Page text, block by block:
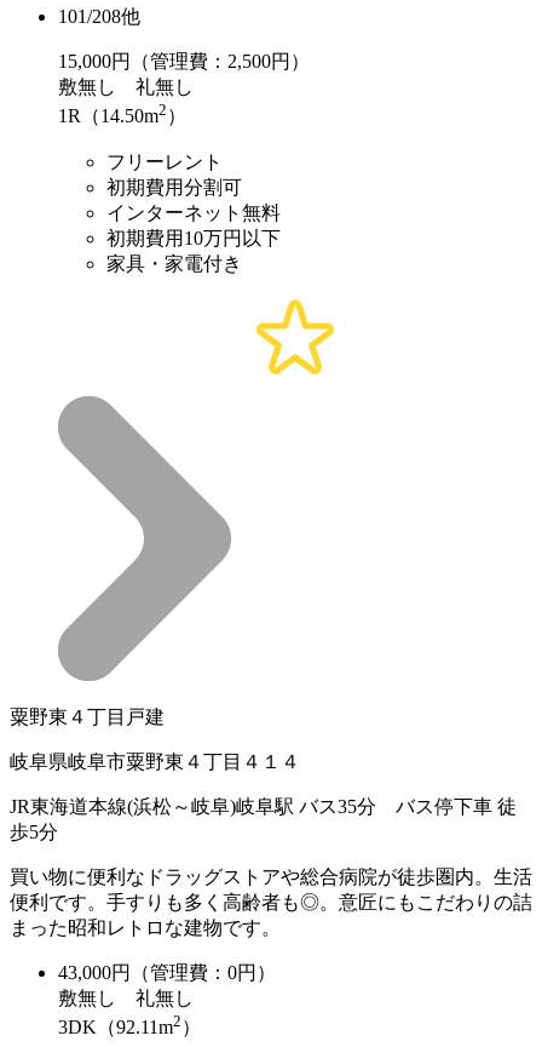
101/208他
15,000円（管理費：2,500円）
敷無し 礼無し
1R（14.50m2 ）
フリーレント
初期費用分割可
インターネット無料
初期費用10万円以下
家具・家電付き
粟野東４丁目戸建
岐阜県岐阜市粟野東４丁目４１４
JR東海道本線(浜松～岐阜)岐阜駅 バス35分 バス停下車 徒
歩5分
買い物に便利なドラッグストアや総合病院が徒歩圏内。生活
便利です。手すりも多く高齢者も◎。意匠にもこだわりの詰
まった昭和レトロな建物です。
43,000円（管理費：0円）
敷無し 礼無し
3DK（92.11m2 ）